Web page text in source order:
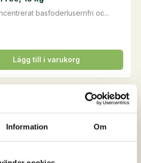
Information Om
basfoderlusernfri oc...
Lägg till i varukorg